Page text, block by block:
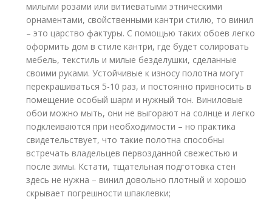
милыми розами или витиеватыми этническими
орнаментами, свойственными кантри стилю, то винил
– это царство фактуры. С помощью таких обоев легко
оформить дом в стиле кантри, где будет солировать
мебель, текстиль и милые безделушки, сделанные
своими руками. Устойчивые к износу полотна могут
перекрашиваться 5-10 раз, и постоянно привносить в
помещение особый шарм и нужный тон. Виниловые
обои можно мыть, они не выгорают на солнце и легко
подклеиваются при необходимости – но практика
свидетельствует, что такие полотна способны
встречать владельцев первозданной свежестью и
после зимы. Кстати, тщательная подготовка стен
здесь не нужна – винил довольно плотный и хорошо
скрывает погрешности шпаклевки;